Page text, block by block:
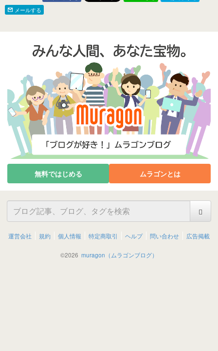
多い』『これぞカナダと
いう観光バス停車中』＊
メールする
無料ではじめる ムラゴンとは
運営会社 規約 個人情報 特定商取引 ヘルプ 問い合わせ 広告掲載
©2026 muragon（ムラゴンブログ）